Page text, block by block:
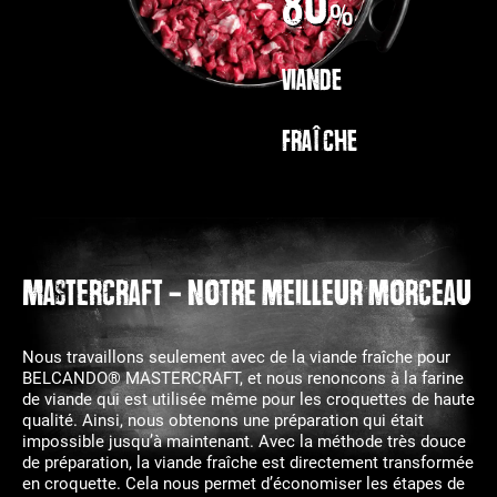
%
viande
fraîche
MASTERCRAFT - Notre meilleur morceau
Nous travaillons seulement avec de la viande fraîche pour
BELCANDO® MASTERCRAFT, et nous renoncons à la farine
de viande qui est utilisée même pour les croquettes de haute
qualité. Ainsi, nous obtenons une préparation qui était
impossible jusqu’à maintenant. Avec la méthode très douce
de préparation, la viande fraîche est directement transformée
en croquette. Cela nous permet d’économiser les étapes de